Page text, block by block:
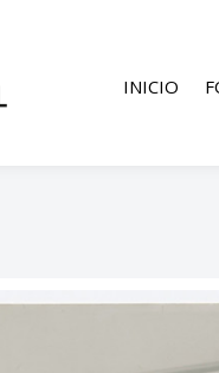
INICIO